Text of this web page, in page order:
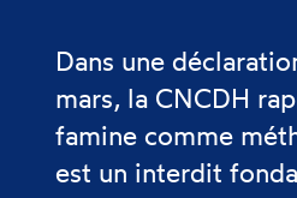
Dans une
mars, la CNCDH
famine comme
est un interdit